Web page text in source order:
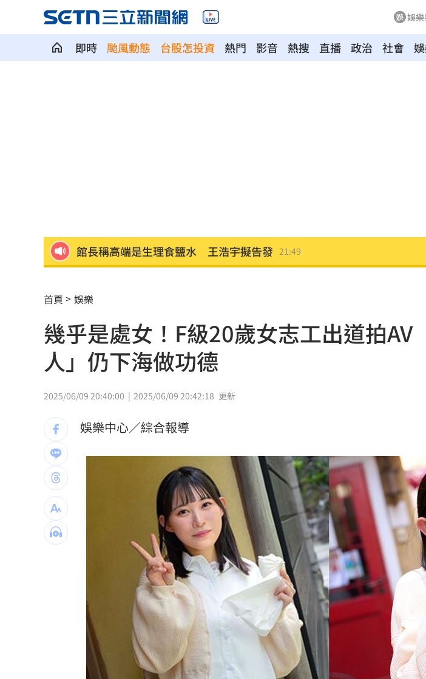
娛
即時 颱風動態 台股怎投資 熱門 影音 熱搜 直播 政治 社會
館長稱高端是生理食鹽水 王浩宇擬告發 21:49
NCT WISH空降舞台帥翻！獻唱新歌韓文版
兒下體雄偉老爸基因強？ 泌尿科醫曝關鍵 21:28
長崎原爆典禮台灣待遇惹議 遭疑顧忌中國
6旬嬤省吃儉用擁千萬養老金 因1事後悔了
RIIZE 3神曲連發！成燦一句話逼哭粉絲
遭蔡阿嘎開撕消失！蘿拉轉行161字首發文 21:01
狂飆後考驗來了！下週1指標恐掀美股暴動 20:58
蔣萬安再提疫苗封存30年！周軒引判決開酸 20:57
2026全球移居排名 台灣「第5」贏日韓 20:57
革命衛隊要美滿足條件 否則不開放荷莫茲 20:56
ALLDAY PROJECT太狂！LIVE實力震撼全場 20:55
顧立雄視導第三作戰區 慰勉參演官兵辛勞 20:54
台灣彩券開獎直播中 20:31
首頁 娛樂
幾乎是處女！F級20歲女志工出道拍
人」仍下海做功德
2025/06/09 20:40:00 2025/06/09 20:42:18 更新
娛樂中心／綜合報導